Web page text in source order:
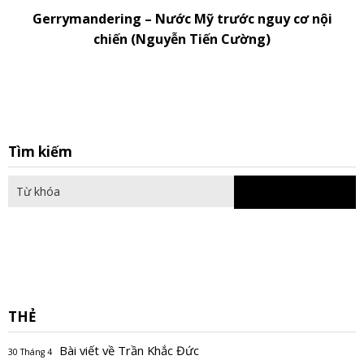
Gerrymandering – Nước Mỹ trước nguy cơ nội
chiến (Nguyễn Tiến Cường)
Tìm kiếm
THẺ
30 Tháng 4 Bài viết về Trần Khắc Đức